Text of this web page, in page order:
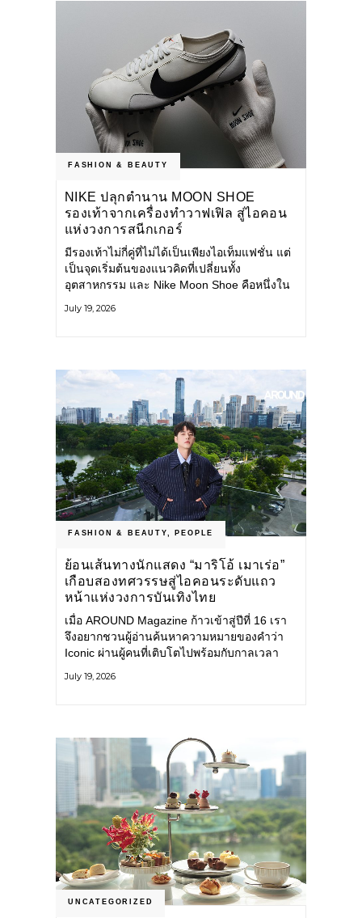
FASHION & BEAUTY
NIKE ปลุกตำนาน MOON SHOE
รองเท้าจากเครื่องทำวาฟเฟิล สู่ไอคอน
แห่งวงการสนีกเกอร์
มีรองเท้าไม่กี่คู่ที่ไม่ได้เป็นเพียงไอเท็มแฟชั่น แต่
เป็นจุดเริ่มต้นของแนวคิดที่เปลี่ยนทั้ง
อุตสาหกรรม และ Nike Moon Shoe คือหนึ่งใน
ศตวรรษก่อน กำลังกลับมาอีกครั้ง พร้อมพาเรื่อง
July 19, 2026
FASHION & BEAUTY, PEOPLE
ย้อนเส้นทางนักแสดง “มาริโอ้ เมาเร่อ”
เกือบสองทศวรรษสู่ไอคอนระดับแถว
หน้าแห่งวงการบันเทิงไทย
เมื่อ AROUND Magazine ก้าวเข้าสู่ปีที่ 16 เรา
จึงอยากชวนผู้อ่านค้นหาความหมายของคำว่า
Iconic ผ่านผู้คนที่เติบโตไปพร้อมกับกาลเวลา
คือ มาริโอ้ เมาเร่อ
July 19, 2026
UNCATEGORIZED